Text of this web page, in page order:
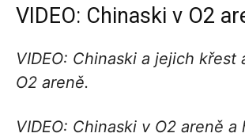
VIDEO: Chinaski v O2
VIDEO: Chinaski a jejich křest
O2 areně.
VIDEO: Chinaski v O2 areně a